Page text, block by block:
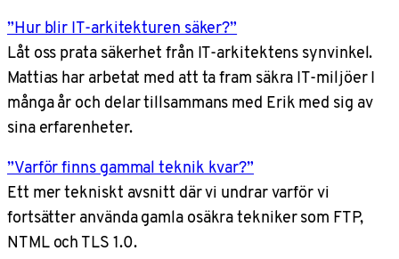
”Hur blir IT-arkitekturen säker?”
Låt oss prata säkerhet från IT-arkitektens synvinkel.
Mattias har arbetat med att ta fram säkra IT-miljöer I
många år och delar tillsammans med Erik med sig av
sina erfarenheter.
”Varför finns gammal teknik kvar?”
Ett mer tekniskt avsnitt där vi undrar varför vi
fortsätter använda gamla osäkra tekniker som FTP,
NTML och TLS 1.0.